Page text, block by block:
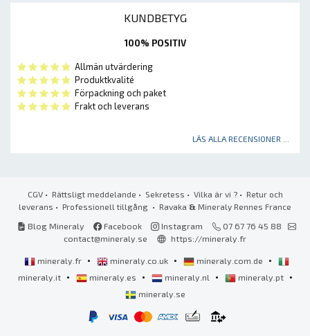
KUNDBETYG
100% POSITIV
Allmän utvärdering
Produktkvalité
Förpackning och paket
Frakt och leverans
LÄS ALLA RECENSIONER ...
CGV• Rättsligt meddelande • Sekretess • Vilka är vi ?• Retur och
leverans • Professionell tillgång • Ravaka & Mineraly Rennes France
Blog Mineraly
Facebook Instagram
07 67 76 45 88
contact@mineraly.se
https://mineraly.fr
mineraly.fr • mineraly.co.uk • mineraly.com.de •
mineraly.it • mineraly.es • mineraly.nl • mineraly.pt •
mineraly.se